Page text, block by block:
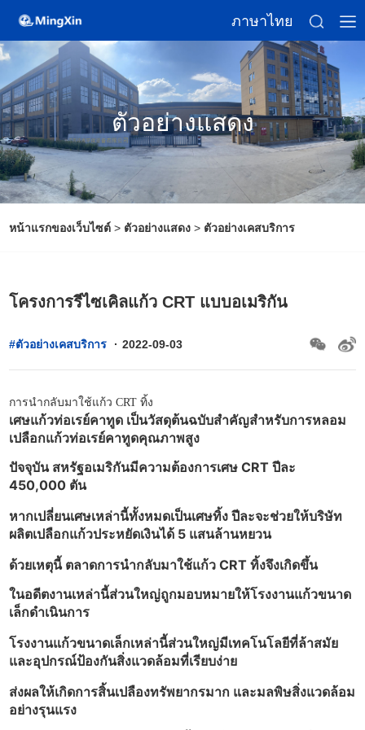
ภาษาไทย
ตัวอย่างแสดง
หน้าแรกของเว็บไซต์ > ตัวอย่างแสดง > ตัวอย่างเคสบริการ
โครงการรีไซเคิลแก้ว CRT แบบอเมริกัน
#ตัวอย่างเคสบริการ · 2022-09-03
การนำกลับมาใช้แก้ว CRT ทิ้ง
เศษแก้วท่อเรย์คาทูด เป็นวัสดุต้นฉบับสำคัญสำหรับการหลอม
เปลือกแก้วท่อเรย์คาทูดคุณภาพสูง
ปัจจุบัน สหรัฐอเมริกันมีความต้องการเศษ CRT ปีละ
450,000 ตัน
หากเปลี่ยนเศษเหล่านี้ทั้งหมดเป็นเศษทิ้ง ปีละจะช่วยให้บริษัท
ผลิตเปลือกแก้วประหยัดเงินได้ 5 แสนล้านหยวน
ด้วยเหตุนี้ ตลาดการนำกลับมาใช้แก้ว CRT ทิ้งจึงเกิดขึ้น
ในอดีตงานเหล่านี้ส่วนใหญ่ถูกมอบหมายให้โรงงานแก้วขนาด
เล็กดำเนินการ
โรงงานแก้วขนาดเล็กเหล่านี้ส่วนใหญ่มีเทคโนโลยีที่ล้าสมัย
และอุปกรณ์ป้องกันสิ่งแวดล้อมที่เรียบง่าย
ส่งผลให้เกิดการสิ้นเปลืองทรัพยากรมาก และมลพิษสิ่งแวดล้อม
อย่างรุนแรง